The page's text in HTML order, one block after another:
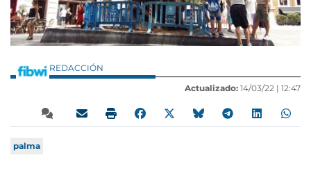
REDACCIÓN
Actualizado: 14/03/22 | 12:47
palma